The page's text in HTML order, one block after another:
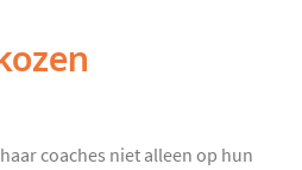
coaches niet alleen op hun